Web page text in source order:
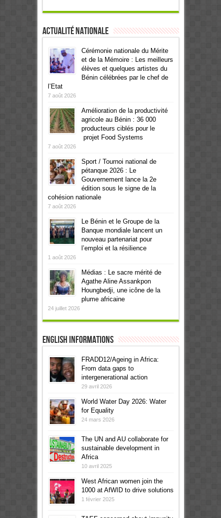
Actualité Nationale
Cérémonie nationale du Mérite
et de la Mémoire : Les meilleurs
élèves et quelques artistes du
Bénin célébrées par le chef de
l’Etat
7 août 2026
Amélioration de la productivité
agricole au Bénin : 36 000
producteurs ciblés pour le
projet Food Systems
7 août 2026
Sport / Tournoi national de
pétanque 2026 : Le
Gouvernement lance la 2e
édition sous le signe de la
cohésion nationale
7 août 2026
Le Bénin et le Groupe de la
Banque mondiale lancent un
nouveau partenariat pour
l’emploi et la résilience
1 août 2026
Médias : Le sacre mérité de
Agathe Aline Assankpon
Houngbedji, une icône de la
plume africaine
24 juillet 2026
English informations
FRADD12/Ageing in Africa:
From data gaps to
intergenerational action
29 avril 2026
World Water Day 2026: Water
for Equality
24 mars 2026
The UN and AU collaborate for
sustainable development in
Africa
10 avril 2025
West African women join the
1000 at AfWID to drive solutions
1 février 2025